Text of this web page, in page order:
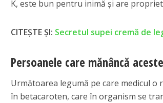
K, este bun pentru inimă și are
CITEȘTE ȘI: Secretul supei cremă de
Persoanele care mănâncă
Următoarea legumă pe care medicul
în betacaroten, care în organism se